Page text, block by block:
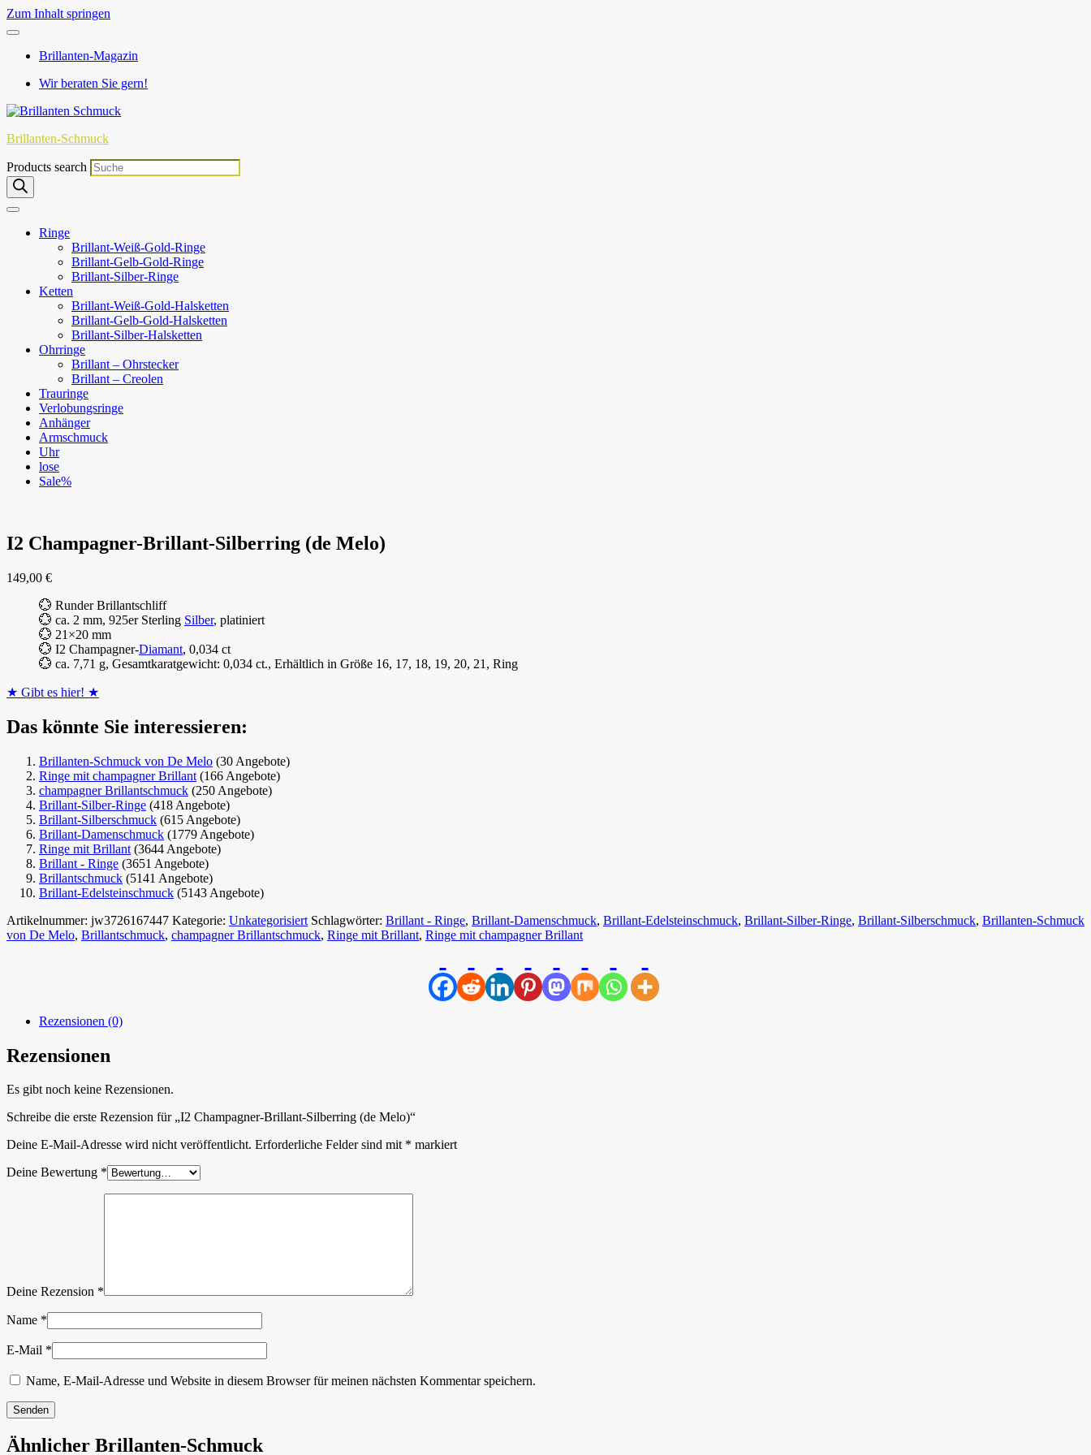
Zum Inhalt springen
Brillanten-Magazin
Wir beraten Sie gern!
Brillanten-Schmuck
Products search
Ringe
Brillant-Weiß-Gold-Ringe
Brillant-Gelb-Gold-Ringe
Brillant-Silber-Ringe
Ketten
Brillant-Weiß-Gold-Halsketten
Brillant-Gelb-Gold-Halsketten
Brillant-Silber-Halsketten
Ohrringe
Brillant – Ohrstecker
Brillant – Creolen
Trauringe
Verlobungsringe
Anhänger
Armschmuck
Uhr
lose
Sale%
I2 Champagner-Brillant-Silberring (de Melo)
149,00 €
💮 Runder Brillantschliff
💮 ca. 2 mm, 925er Sterling Silber, platiniert
💮 21×20 mm
💮 I2 Champagner-Diamant, 0,034 ct
💮 ca. 7,71 g, Gesamtkaratgewicht: 0,034 ct., Erhältlich in Größe 16, 17, 18, 19, 20, 21, Ring
★ Gibt es hier! ★
Das könnte Sie interessieren:
Brillanten-Schmuck von De Melo (30 Angebote)
Ringe mit champagner Brillant (166 Angebote)
champagner Brillantschmuck (250 Angebote)
Brillant-Silber-Ringe (418 Angebote)
Brillant-Silberschmuck (615 Angebote)
Brillant-Damenschmuck (1779 Angebote)
Ringe mit Brillant (3644 Angebote)
Brillant - Ringe (3651 Angebote)
Brillantschmuck (5141 Angebote)
Brillant-Edelsteinschmuck (5143 Angebote)
Artikelnummer: jw3726167447 Kategorie: Unkategorisiert Schlagwörter: Brillant - Ringe, Brillant-Damenschmuck, Brillant-Edelsteinschmuck, Brillant-Silber-Ringe, Brillant-Silberschmuck, Brillanten-Schmuck
von De Melo, Brillantschmuck, champagner Brillantschmuck, Ringe mit Brillant, Ringe mit champagner Brillant
Rezensionen (0)
Rezensionen
Es gibt noch keine Rezensionen.
Schreibe die erste Rezension für „I2 Champagner-Brillant-Silberring (de Melo)“
Deine E-Mail-Adresse wird nicht veröffentlicht. Erforderliche Felder sind mit * markiert
Deine Bewertung *
Deine Rezension *
Name *
E-Mail *
Name, E-Mail-Adresse und Website in diesem Browser für meinen nächsten Kommentar speichern.
Ähnlicher Brillanten-Schmuck